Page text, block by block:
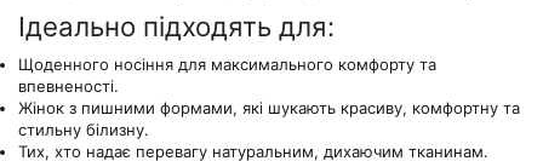
Ідеально підходять для:
Щоденного носіння для максимального комфорту та
впевненості.
Жінок з пишними формами, які шукають красиву, комфортну та
стильну білизну.
Тих, хто надає перевагу натуральним, дихаючим тканинам.